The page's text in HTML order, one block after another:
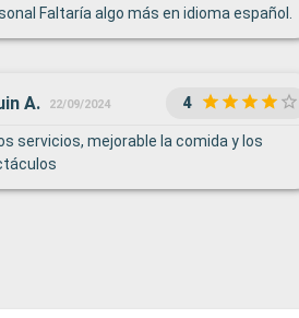
Faltaría algo más en idioma español.
A. 22/09/2024 4
servicios, mejorable la comida y los